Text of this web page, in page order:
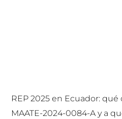
REP 2025 en Ecuador:
MAATE-2024-0084-A y a